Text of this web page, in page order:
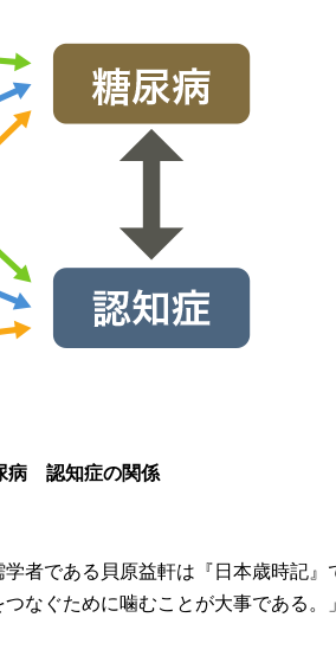
認知症の関係
者である貝原益軒は『日本歳時記』
なぐために噛むことが大事である。